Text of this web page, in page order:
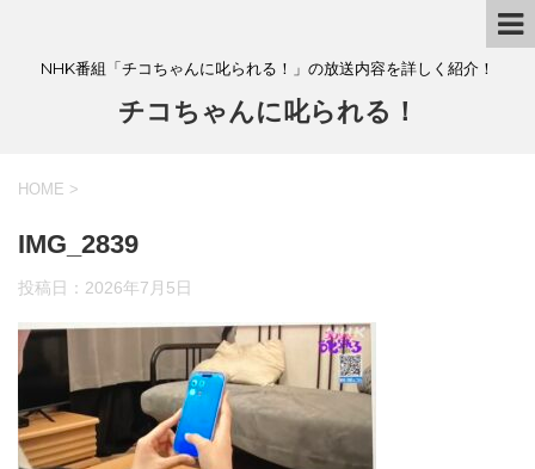
NHK番組「チコちゃんに叱られる！」の放送内容を詳しく紹介！
チコちゃんに叱られる！
HOME >
IMG_2839
投稿日： 2026年7月5日